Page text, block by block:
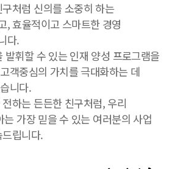
처럼 신의를 소중히 하는
, 효율적이고 스마트한 경영
다.
발휘할 수 있는 인재 양성 프로그램을
객중심의 가치를 극대화하는 데
니다.
하는 든든한 친구처럼, 우리
가장 믿을 수 있는 여러분의 사업
립니다.